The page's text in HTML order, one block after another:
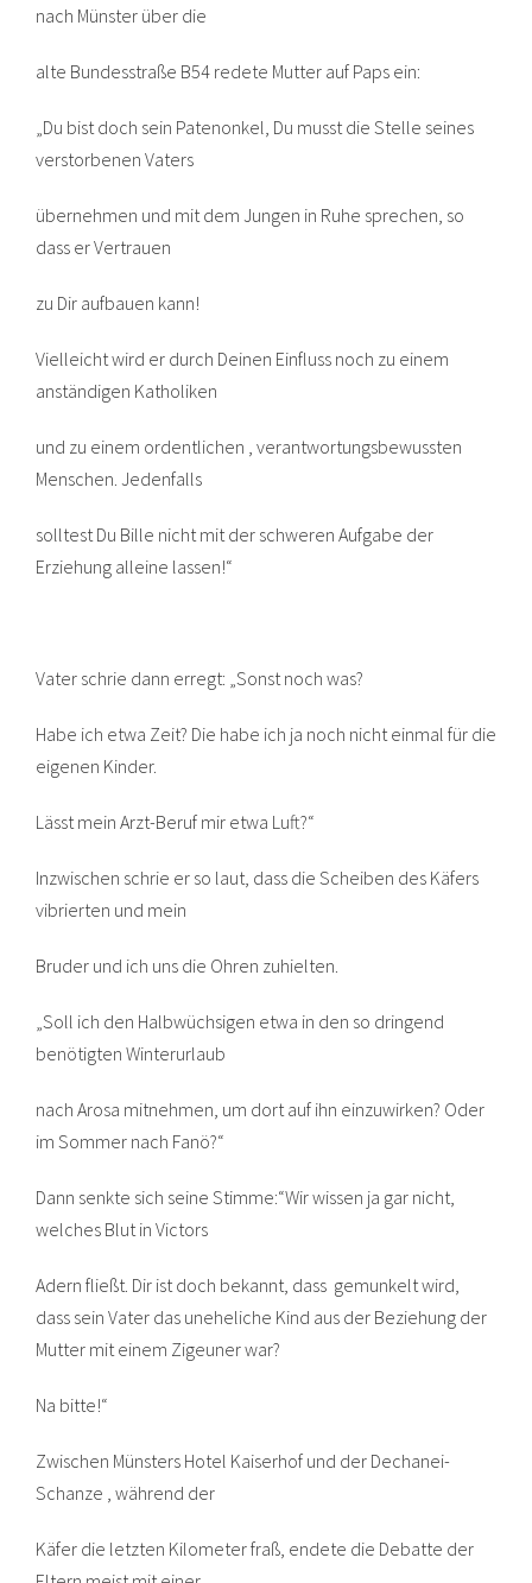
nach Münster über die
alte Bundesstraße B54 redete Mutter auf Paps ein:
„Du bist doch sein Patenonkel, Du musst die Stelle seines
verstorbenen Vaters
übernehmen und mit dem Jungen in Ruhe sprechen, so
dass er Vertrauen
zu Dir aufbauen kann!
Vielleicht wird er durch Deinen Einfluss noch zu einem
anständigen Katholiken
und zu einem ordentlichen , verantwortungsbewussten
Menschen. Jedenfalls
solltest Du Bille nicht mit der schweren Aufgabe der
Erziehung alleine lassen!“
Vater schrie dann erregt: „Sonst noch was?
Habe ich etwa Zeit? Die habe ich ja noch nicht einmal für die
eigenen Kinder.
Lässt mein Arzt-Beruf mir etwa Luft?“
Inzwischen schrie er so laut, dass die Scheiben des Käfers
vibrierten und mein
Bruder und ich uns die Ohren zuhielten.
„Soll ich den Halbwüchsigen etwa in den so dringend
benötigten Winterurlaub
nach Arosa mitnehmen, um dort auf ihn einzuwirken? Oder
im Sommer nach Fanö?“
Dann senkte sich seine Stimme:“Wir wissen ja gar nicht,
welches Blut in Victors
Adern fließt. Dir ist doch bekannt, dass gemunkelt wird,
dass sein Vater das uneheliche Kind aus der Beziehung der
Mutter mit einem Zigeuner war?
Na bitte!“
Zwischen Münsters Hotel Kaiserhof und der Dechanei-
Schanze , während der
Käfer die letzten Kilometer fraß, endete die Debatte der